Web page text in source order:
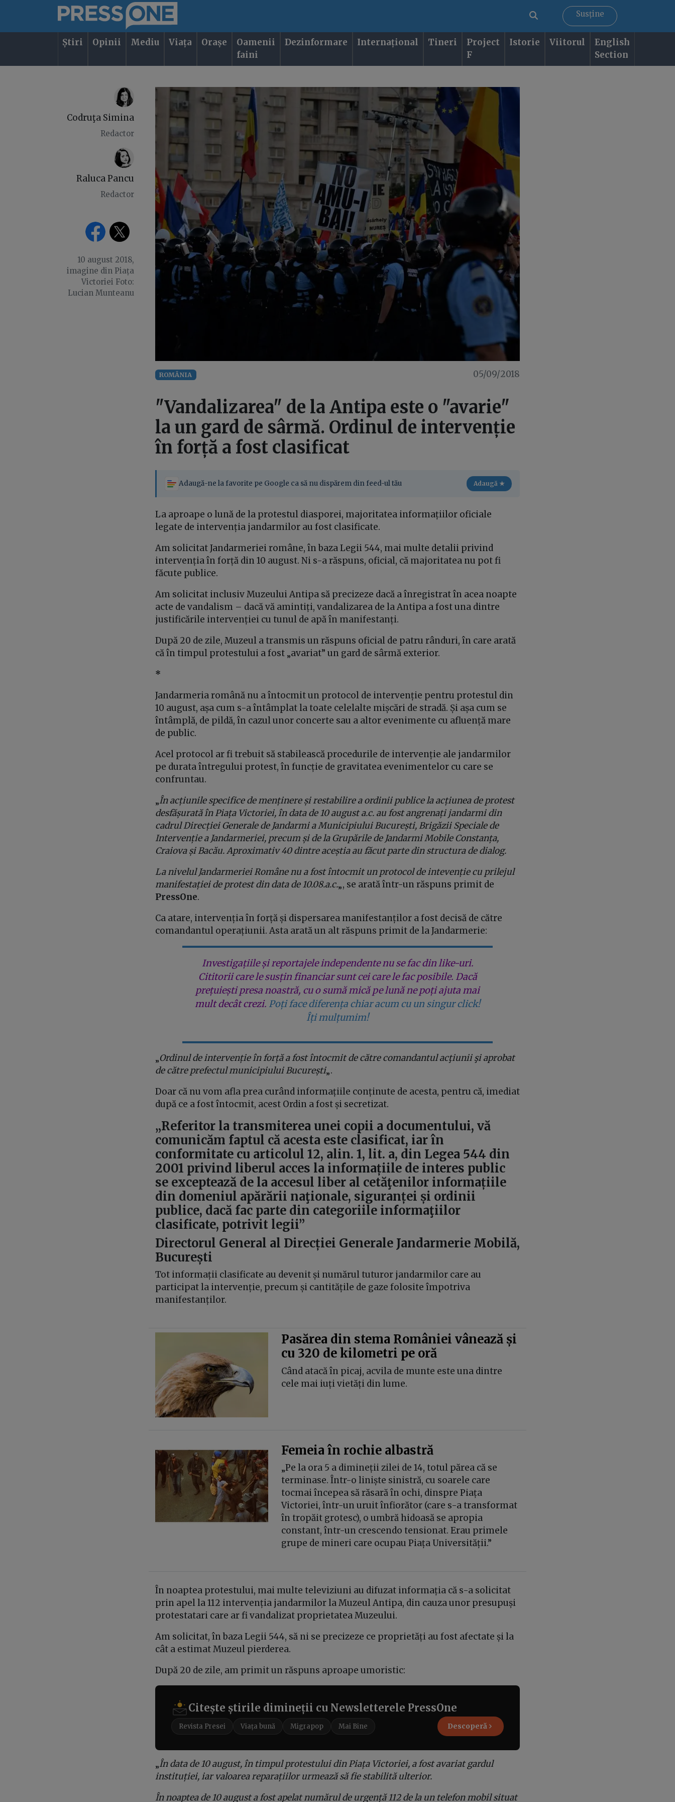
Susține
Știri Opinii Mediu Viața Orașe
Oamenii
faini
Dezinformare Internațional Tineri
Project
F
Istorie Viitorul
English
Section
Codruţa Simina
Redactor
Raluca Pancu
Redactor
10 august 2018,
imagine din Piața
Victoriei Foto:
Lucian Munteanu
ROMÂNIA 05/09/2018
"Vandalizarea" de la Antipa este o "avarie"
la un gard de sârmă. Ordinul de intervenție
în forță a fost clasificat
Adaugă-ne la favorite pe Google ca să nu dispărem din feed-ul tău Adaugă ★
La aproape o lună de la protestul diasporei, majoritatea informațiilor oficiale
legate de intervenția jandarmilor au fost clasificate.
Am solicitat Jandarmeriei române, în baza Legii 544, mai multe detalii privind
intervenția în forță din 10 august. Ni s-a răspuns, oficial, că majoritatea nu pot fi
făcute publice.
Am solicitat inclusiv Muzeului Antipa să precizeze dacă a înregistrat în acea noapte
acte de vandalism – dacă vă amintiți, vandalizarea de la Antipa a fost una dintre
justificările intervenției cu tunul de apă în manifestanți.
După 20 de zile, Muzeul a transmis un răspuns oficial de patru rânduri, în care arată
că în timpul protestului a fost „avariat” un gard de sârmă exterior.
*
Jandarmeria română nu a întocmit un protocol de intervenție pentru protestul din
10 august, așa cum s-a întâmplat la toate celelalte mișcări de stradă. Și așa cum se
întâmplă, de pildă, în cazul unor concerte sau a altor evenimente cu afluență mare
de public.
Acel protocol ar fi trebuit să stabilească procedurile de intervenție ale jandarmilor
pe durata întregului protest, în funcție de gravitatea evenimentelor cu care se
confruntau.
„În acțiunile specifice de menținere și restabilire a ordinii publice la acțiunea de protest
desfășurată în Piața Victoriei, în data de 10 august a.c. au fost angrenați jandarmi din
cadrul Direcției Generale de Jandarmi a Municipiului București, Brigăzii Speciale de
Intervenție a Jandarmeriei, precum și de la Grupările de Jandarmi Mobile Constanța,
Craiova și Bacău. Aproximativ 40 dintre aceștia au făcut parte din structura de dialog.
La nivelul Jandarmeriei Române nu a fost întocmit un protocol de intevenție cu prilejul
manifestației de protest din data de 10.08.a.c.„, se arată într-un răspuns primit de
PressOne.
Ca atare, intervenția în forță și dispersarea manifestanților a fost decisă de către
comandantul operațiunii. Asta arată un alt răspuns primit de la Jandarmerie:
Investigațiile și reportajele independente nu se fac din like-uri.
Cititorii care le susțin financiar sunt cei care le fac posibile. Dacă
prețuiești presa noastră, cu o sumă mică pe lună ne poți ajuta mai
mult decât crezi. Poți face diferența chiar acum cu un singur click!
Îți mulțumim!
„Ordinul de intervenție în forță a fost întocmit de către comandantul acţiunii şi aprobat
de către prefectul municipiului București„.
Doar că nu vom afla prea curând informațiile conținute de acesta, pentru că, imediat
după ce a fost întocmit, acest Ordin a fost și secretizat.
„Referitor la transmiterea unei copii a documentului, vă
comunicăm faptul că acesta este clasificat, iar în
conformitate cu articolul 12, alin. 1, lit. a, din Legea 544 din
2001 privind liberul acces la informațiile de interes public
se exceptează de la accesul liber al cetăţenilor informațiile
din domeniul apărării naţionale, siguranței și ordinii
publice, dacă fac parte din categoriile informaţiilor
clasificate, potrivit legii”
Directorul General al Direcției Generale Jandarmerie Mobilă,
București
Tot informații clasificate au devenit și numărul tuturor jandarmilor care au
participat la intervenție, precum și cantitățile de gaze folosite împotriva
manifestanților.
Pasărea din stema României vânează și
cu 320 de kilometri pe oră
Când atacă în picaj, acvila de munte este una dintre
cele mai iuți vietăți din lume.
Femeia în rochie albastră
„Pe la ora 5 a dimineții zilei de 14, totul părea că se
terminase. Într-o liniște sinistră, cu soarele care
tocmai începea să răsară în ochi, dinspre Piața
Victoriei, într-un uruit înfiorător (care s-a transformat
în tropăit grotesc), o umbră hidoasă se apropia
constant, într-un crescendo tensionat. Erau primele
grupe de mineri care ocupau Piața Universității.”
În noaptea protestului, mai multe televiziuni au difuzat informația că s-a solicitat
prin apel la 112 intervenția jandarmilor la Muzeul Antipa, din cauza unor presupuși
protestatari care ar fi vandalizat proprietatea Muzeului.
Am solicitat, în baza Legii 544, să ni se precizeze ce proprietăți au fost afectate și la
cât a estimat Muzeul pierderea.
După 20 de zile, am primit un răspuns aproape umoristic:
Citește știrile dimineții cu Newsletterele PressOne
Revista Presei Viața bună Migrapop Mai Bine Descoperă
„În data de 10 august, în timpul protestului din Piața Victoriei, a fost avariat gardul
instituției, iar valoarea reparațiilor urmează să fie stabilită ulterior.
În noaptea de 10 august a fost apelat numărul de urgență 112 de la un telefon mobil situat